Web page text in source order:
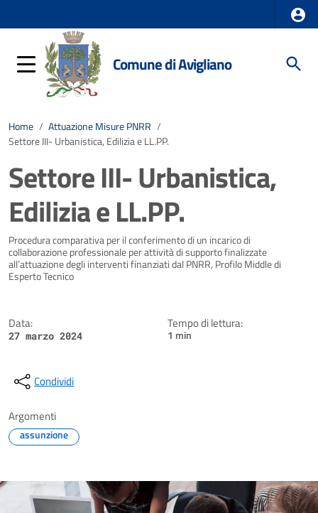
Comune di Avigliano
Home / Attuazione Misure PNRR /
Settore III- Urbanistica, Edilizia e LL.PP.
Settore III- Urbanistica,
Edilizia e LL.PP.
Dettagli della notizia
Procedura comparativa per il conferimento di un incarico di
collaborazione professionale per attività di supporto finalizzate
all’attuazione degli interventi finanziati dal PNRR, Profilo Middle di
Esperto Tecnico
Data:
27 marzo 2024
Tempo di lettura:
1 min
Condividi
Argomenti
assunzione